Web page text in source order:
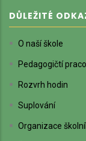
DŮLEŽITÉ
O naší škole
Pedagogičtí
Rozvrh hodin
Suplování
Organizace